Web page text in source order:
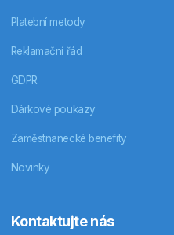
Platební metody
Reklamační řád
GDPR
Dárkové poukazy
Zaměstnanecké benefity
Novinky
Kontaktujte nás